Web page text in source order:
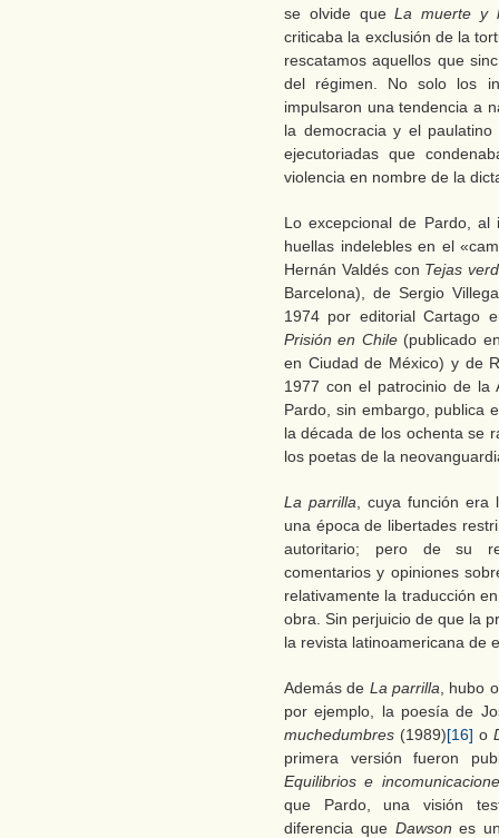
se olvide queLa muerte y
criticaba la exclusión de la
rescatamos aquellos que
del régimen. No solo los
impulsaron una tendencia a
la democracia y el
ejecutoriadas que
violencia en nombre de la
Lo excepcional de Pardo, al
huellas indelebles en el
Hernán Valdés con Tejas
Barcelona), de Sergio
1974 por editorial Cartago
Prisión en Chile (publicado
en Ciudad de México) y de
1977 con el patrocinio de la
Pardo, sin embargo, publica
la década de los ochenta se
los poetas de la
La parrilla , cuya función
una época de libertades
autoritario; pero de su
comentarios y opiniones
relativamente la traducción
obra. Sin perjuicio de que la
la revista latinoamericana de
Además de La parrilla , hubo
por ejemplo, la poesía de
muchedumbres (1989)[16] o
primera versión fueron
Equilibrios e
que Pardo, una visión
diferencia que Dawsones